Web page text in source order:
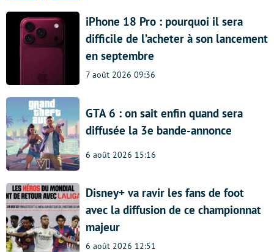
iPhone 18 Pro : pourquoi il sera
difficile de l’acheter à son lancement
en septembre
7 août 2026 09:36
GTA 6 : on sait enfin quand sera
diffusée la 3e bande-annonce
6 août 2026 15:16
Disney+ va ravir les fans de foot
avec la diffusion de ce championnat
majeur
6 août 2026 12:51